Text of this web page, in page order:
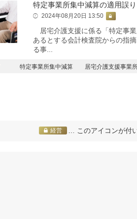
特定事業所集中減算の適用誤
2024年08月20日 13:50
居宅介護支援に係る「特定事
あるとする会計検査院からの指
る事...
特定事業所集中減算 居宅介護支援事業
経営 … このアイコンが付